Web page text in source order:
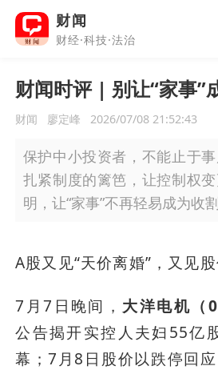
财闻
财经·科技·法治
财闻时评 | 别让“家事”
财闻 廖定峰 2026/07/08 21:52:43
保护中小投资者，不能止于
扎紧制度的篱笆，让控制权
明，让“家事”不再轻易成为收割
A股又见“天价离婚”，又见股
7月7日晚间， 大洋电机（
公告揭开实控人夫妇55亿
幕；7月8日股价以跌停回